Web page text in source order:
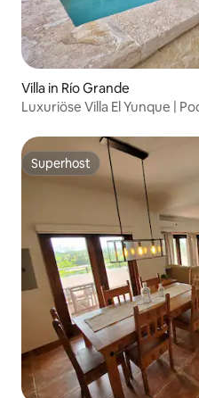
Villa in Río Grande
Luxuriöse Villa El Yunque |
Superhost
Superhost